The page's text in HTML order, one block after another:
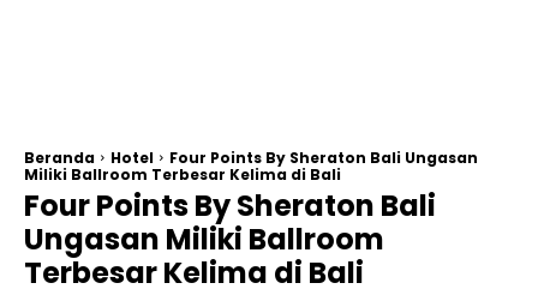
Beranda Hotel
Four Points By Sheraton Bali Ungasan
Miliki Ballroom Terbesar Kelima di Bali
Four Points By Sheraton Bali
Ungasan Miliki Ballroom
Terbesar Kelima di Bali